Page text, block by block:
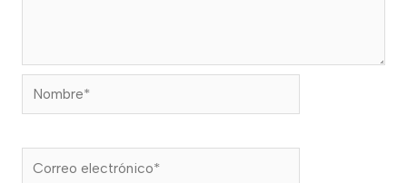
Nombre*
Correo